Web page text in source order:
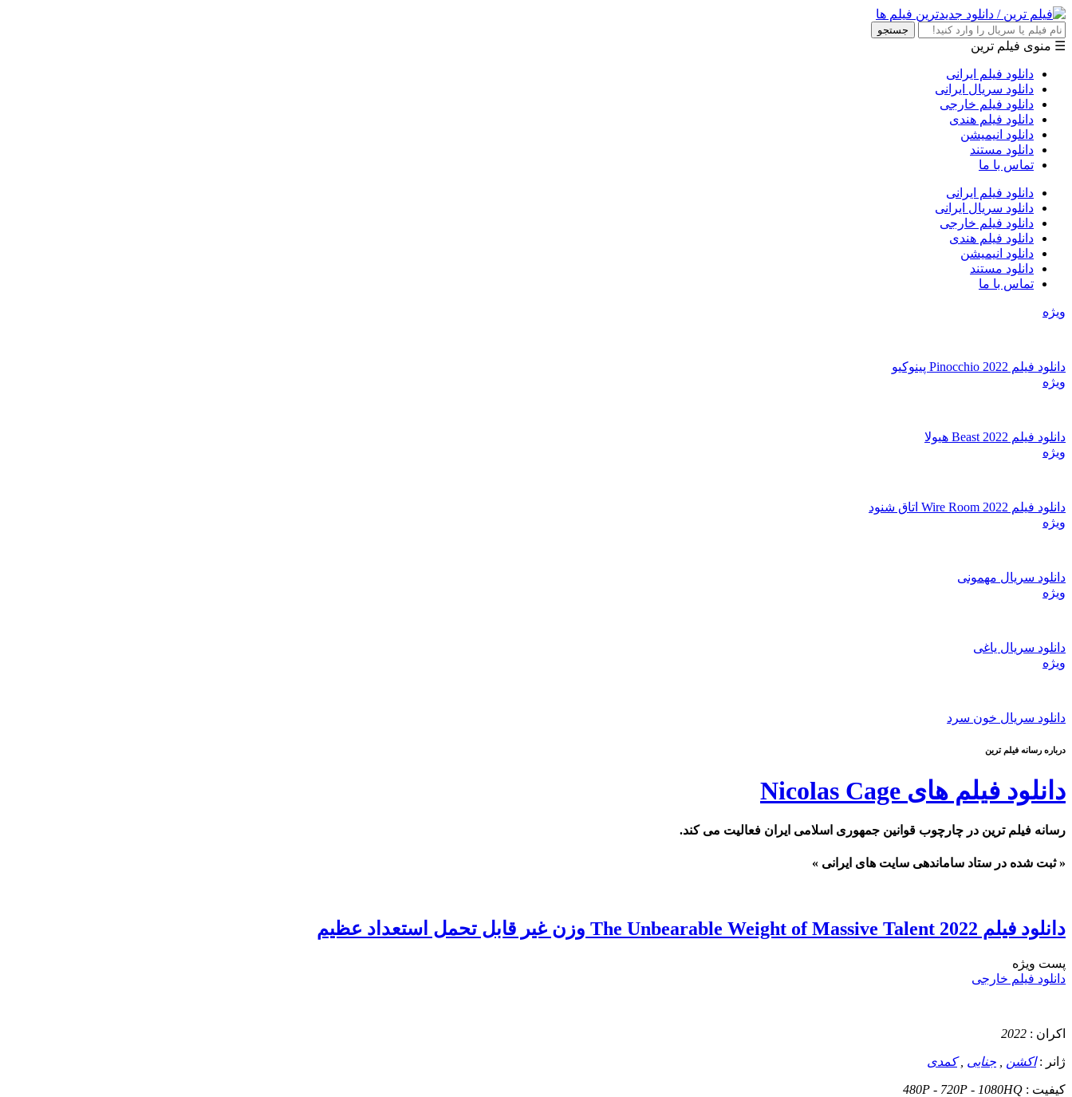
جستجو
☰ منوی فیلم ترین
دانلود فیلم ایرانی
دانلود سریال ایرانی
دانلود فیلم خارجی
دانلود فیلم هندی
دانلود انیمیشن
دانلود مستند
تماس با ما
دانلود فیلم ایرانی
دانلود سریال ایرانی
دانلود فیلم خارجی
دانلود فیلم هندی
دانلود انیمیشن
دانلود مستند
تماس با ما
ویژه
دانلود فیلم Pinocchio 2022 پینوکیو
ویژه
دانلود فیلم Beast 2022 هیولا
ویژه
دانلود فیلم Wire Room 2022 اتاق شنود
ویژه
دانلود سریال مهمونی
ویژه
دانلود سریال یاغی
ویژه
دانلود سریال خون سرد
درباره رسانه فیلم ترین
دانلود فیلم های Nicolas Cage
رسانه فیلم ترین در چارچوب قوانین جمهوری اسلامی ایران فعالیت می کند.
« ثبت شده در ستاد ساماندهی سایت های ایرانی »
دانلود فیلم The Unbearable Weight of Massive Talent 2022 وزن غیر قابل تحمل استعداد عظیم
پست ويژه
دانلود فیلم خارجی
اکران : 2022
ژانر :اکشن جنایی ,کمدی
کیفیت : 480P - 720P - 1080HQ